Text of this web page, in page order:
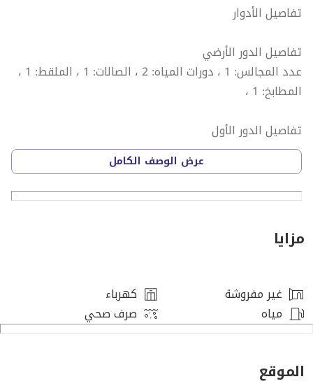
تفاصيل الأدوار
تفاصيل الدور الأرضي
عدد المجالس: 1 ، دورات المياه: 2 ، الصالات: 1 ، الملقط: 1 ،
المطابخ: 1 ،
تفاصيل الدور الأول
الصالات: 1 ، غرف الماستر: 3 ،
تفاصيل الملحق العلوي
مميزات العقار
غرفة غسيل ، مدخل سيارة ،
عرض الوصف الكامل
مزايا
غير مفروشة
كهرباء
مياه
صرف صحي
الموقع